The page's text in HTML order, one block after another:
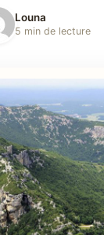
Louna
5 min de lecture